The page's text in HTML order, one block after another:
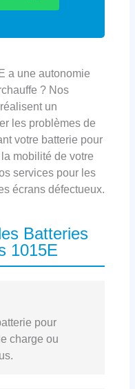
a une autonomie
? Nos
un
les problèmes de
votre batterie pour
mobilité de votre
services pour les
écrans défectueux.
Batteries
1015E
pour
charge ou